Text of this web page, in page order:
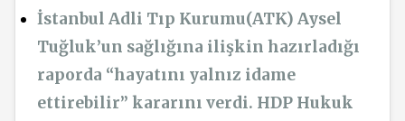
İstanbul Adli Tıp Kurumu(ATK) Aysel
Tuğluk’un sağlığına ilişkin hazırladığı
raporda “hayatını yalnız idame
ettirebilir” kararını verdi. HDP Hukuk